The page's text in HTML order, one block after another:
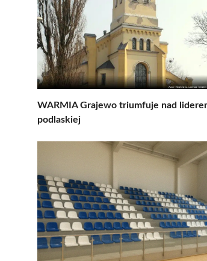
WARMIA Grajewo triumfuje nad
podlaskiej